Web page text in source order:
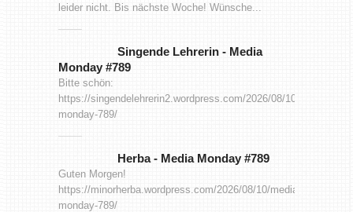
leider nicht. Bis nächste Woche! Wünsche...
Singende Lehrerin - Media
Monday #789
Bitte schön:
https://singendelehrerin2.wordpress.com/2026/08/10/media-
monday-789/
Herba- Media Monday #789
Guten Morgen!
https://minorherba.wordpress.com/2026/08/10/media-
monday-789/